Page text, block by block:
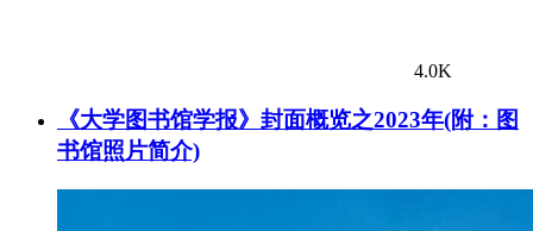
4.0K
《大学图书馆学报》封面概览之2023年(附：图
书馆照片简介)